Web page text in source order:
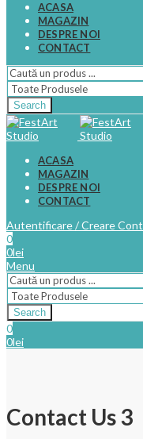
ACASA
MAGAZIN
DESPRE NOI
CONTACT
Search
ACASA
MAGAZIN
DESPRE NOI
CONTACT
Autentificare / Creare Cont
0
0lei
Menu
Search
0
0lei
Contact Us 3